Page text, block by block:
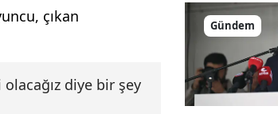
çıkan
diye bir şey
Gündem